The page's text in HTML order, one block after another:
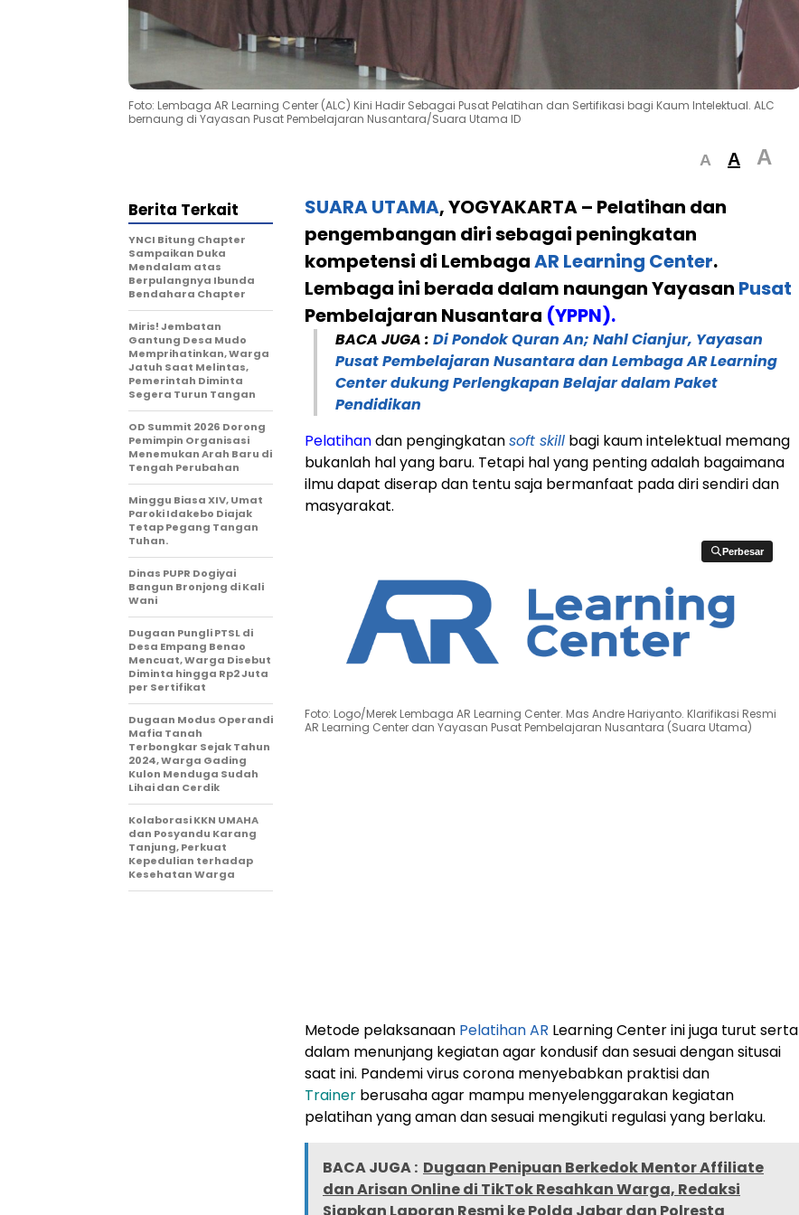
Foto: Lembaga AR Learning Center (ALC) Kini Hadir Sebagai Pusat Pelatihan dan Sertifikasi bagi Kaum Intelektual. ALC
bernaung di Yayasan Pusat Pembelajaran Nusantara/Suara Utama ID
A A A
SUARA UTAMA, YOGYAKARTA – Pelatihan dan
pengembangan diri sebagai peningkatan
kompetensi di LembagaAR Learning Center.
Lembaga ini berada dalam naungan Yayasan Pusat
Pembelajaran Nusantara (YPPN).
BACA JUGA : Di Pondok Quran An; Nahl Cianjur, Yayasan
Pusat Pembelajaran Nusantara dan Lembaga AR Learning
Center dukung Perlengkapan Belajar dalam Paket
Pendidikan
Pelatihandan pengingkatansoft skill bagi kaum intelektual memang
bukanlah hal yang baru. Tetapi hal yang penting adalah bagaimana
ilmu dapat diserap dan tentu saja bermanfaat pada diri sendiri dan
masyarakat.
Perbesar
Perbesar
Foto: Logo/Merek Lembaga AR Learning Center. Mas Andre Hariyanto. Klarifikasi Resmi
AR Learning Center dan Yayasan Pusat Pembelajaran Nusantara (Suara Utama)
Metode pelaksanaan Pelatihan AR Learning Center ini juga turut serta
dalam menunjang kegiatan agar kondusif dan sesuai dengan situsai
saat ini. Pandemi virus corona menyebabkan praktisi dan
Trainer berusaha agar mampu menyelenggarakan kegiatan
pelatihan yang aman dan sesuai mengikuti regulasi yang berlaku.
BACA JUGA : Dugaan Penipuan Berkedok Mentor Affiliate
dan Arisan Online di TikTok Resahkan Warga, Redaksi
Siapkan Laporan Resmi ke Polda Jabar dan Polresta
Berita Terkait
YNCI Bitung Chapter
Sampaikan Duka
Mendalam atas
Berpulangnya Ibunda
Bendahara Chapter
Miris! Jembatan
Gantung Desa Mudo
Memprihatinkan, Warga
Jatuh Saat Melintas,
Pemerintah Diminta
Segera Turun Tangan
OD Summit 2026 Dorong
Pemimpin Organisasi
Menemukan Arah Baru di
Tengah Perubahan
Minggu Biasa XIV, Umat
Paroki Idakebo Diajak
Tetap Pegang Tangan
Tuhan.
Dinas PUPR Dogiyai
Bangun Bronjong di Kali
Wani
Dugaan Pungli PTSL di
Desa Empang Benao
Mencuat, Warga Disebut
Diminta hingga Rp2 Juta
per Sertifikat
Dugaan Modus Operandi
Mafia Tanah
Terbongkar Sejak Tahun
2024, Warga Gading
Kulon Menduga Sudah
Lihai dan Cerdik
Kolaborasi KKN UMAHA
dan Posyandu Karang
Tanjung, Perkuat
Kepedulian terhadap
Kesehatan Warga